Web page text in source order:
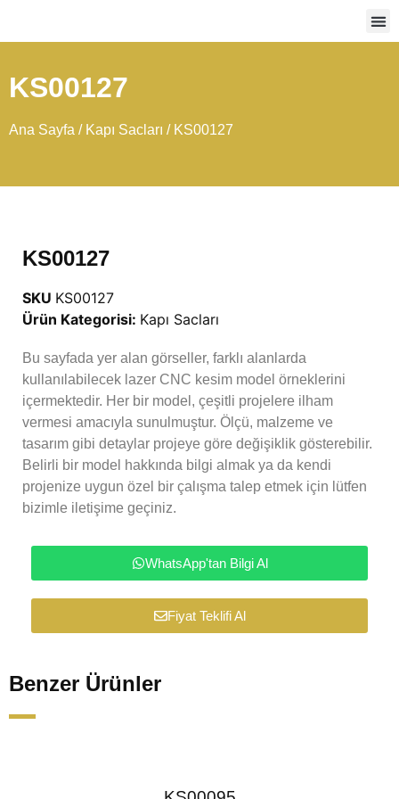
KS00127
Ana Sayfa / Kapı Sacları / KS00127
KS00127
SKU KS00127
Ürün Kategorisi: Kapı Sacları
Bu sayfada yer alan görseller, farklı alanlarda
kullanılabilecek lazer CNC kesim model örneklerini
içermektedir. Her bir model, çeşitli projelere ilham
vermesi amacıyla sunulmuştur. Ölçü, malzeme ve
tasarım gibi detaylar projeye göre değişiklik gösterebilir.
Belirli bir model hakkında bilgi almak ya da kendi
projenize uygun özel bir çalışma talep etmek için lütfen
bizimle iletişime geçiniz.
WhatsApp'tan Bilgi Al
Fiyat Teklifi Al
Benzer Ürünler